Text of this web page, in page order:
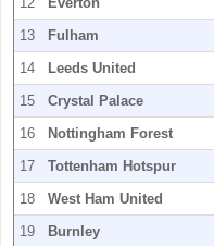
13
Fulham
14
Leeds United
15
Crystal Palace
16
Nottingham Forest
17
Tottenham Hotspur
18
West Ham United
19
Burnley